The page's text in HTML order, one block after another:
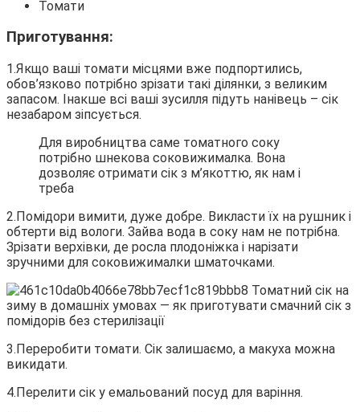
Томати
Приготування:
1.Якщо ваші томати місцями вже подпортились,
обов’язково потрібно зрізати такі ділянки, з великим
запасом. Інакше всі ваші зусилля підуть нанівець – сік
незабаром зіпсується.
Для виробництва саме томатного соку
потрібно шнекова соковижималка. Вона
дозволяє отримати сік з м’якоттю, як нам і
треба
2.Помідори вимити, дуже добре. Викласти їх на рушник і
обтерти від вологи. Зайва вода в соку нам не потрібна.
Зрізати верхівки, де росла плодоніжка і нарізати
зручними для соковижималки шматочками.
3.Переробити томати. Сік залишаємо, а макуха можна
викидати.
4.Перелити сік у емальований посуд для варіння.